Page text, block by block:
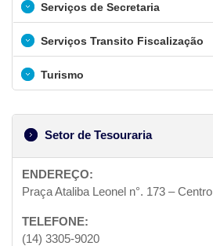
Serviços de Secretaria
Serviços Transito Fiscalização
Turismo
Setor de Tesouraria
ENDEREÇO:
Praça Ataliba Leonel n°. 173 – Centro
TELEFONE:
(14) 3305-9020